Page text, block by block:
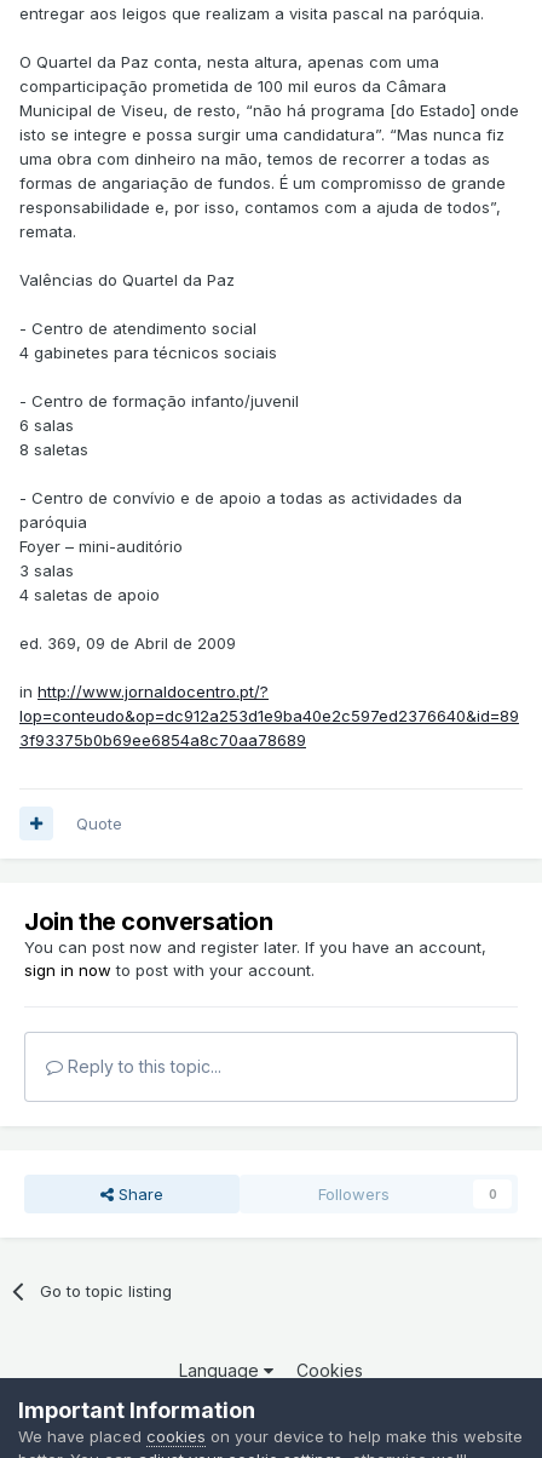
entregar aos leigos que realizam a visita pascal na paróquia.
O Quartel da Paz conta, nesta altura, apenas com uma
comparticipação prometida de 100 mil euros da Câmara
Municipal de Viseu, de resto, “não há programa [do Estado] onde
isto se integre e possa surgir uma candidatura”. “Mas nunca fiz
uma obra com dinheiro na mão, temos de recorrer a todas as
formas de angariação de fundos. É um compromisso de grande
responsabilidade e, por isso, contamos com a ajuda de todos”,
remata.
Valências do Quartel da Paz
- Centro de atendimento social
4 gabinetes para técnicos sociais
- Centro de formação infanto/juvenil
6 salas
8 saletas
- Centro de convívio e de apoio a todas as actividades da
paróquia
Foyer – mini-auditório
3 salas
4 saletas de apoio
ed. 369, 09 de Abril de 2009
in http://www.jornaldocentro.pt/?
lop=conteudo&op=dc912a253d1e9ba40e2c597ed2376640&id=89
3f93375b0b69ee6854a8c70aa78689
Quote
Join the conversation
You can post now and register later. If you have an account,
sign in now to post with your account.
Reply to this topic...
Share Followers 0
Go to topic listing
Language Cookies
Copyright 2025 por QCOM. Todos os direitos reservados.
Powered by Invision Community
Important Information
We have placed cookies on your device to help make this website